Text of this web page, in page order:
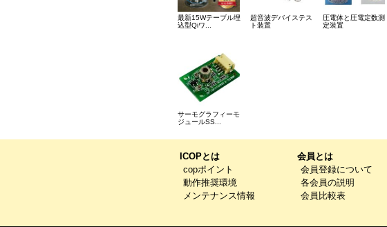
最新15Wテーブル埋
込型Qiワ...
超音波デバイステス
ト装置
圧電体と圧電定数測
定装置
サーモグラフィーモ
ジュールSS...
ICOPとは
copポイント
動作推奨環境
メンテナンス情報
会員とは
会員登録について
各会員の説明
会員比較表